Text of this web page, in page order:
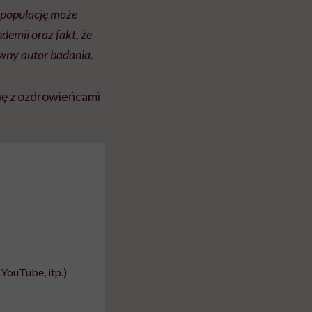
może
oraz fakt, że
autor badania.
z ozdrowieńcami
itp.)